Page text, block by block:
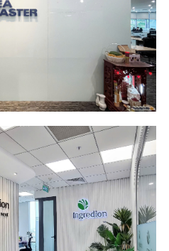
Industry
Area
181 m2
Industry
Food Ingredients